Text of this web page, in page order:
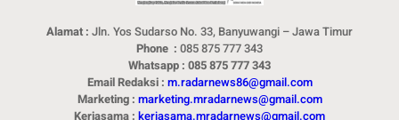
Alamat : Jln. Yos Sudarso No. 33, Banyuwangi – Jawa Timur
Phone : 085 875 777 343
Whatsapp : 085 875 777 343
Email Redaksi : m.radarnews86@gmail.com
Marketing : marketing.mradarnews@gmail.com
Kerjasama : kerjasama.mradarnews@gmail.com